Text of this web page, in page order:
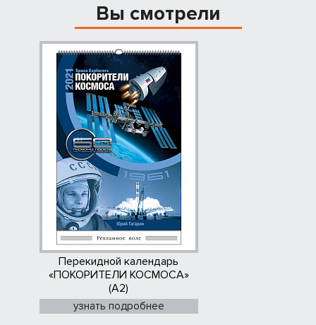
Вы смотрели
Перекидной календарь
«ПОКОРИТЕЛИ КОСМОСА»
(А2)
узнать подробнее